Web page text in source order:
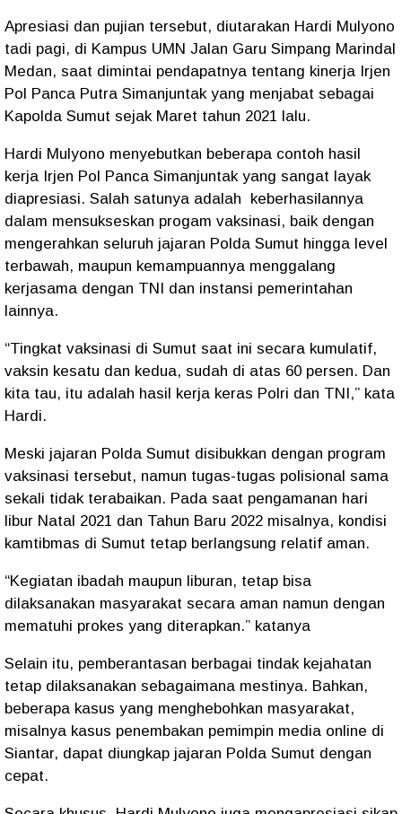
Apresiasi dan pujian tersebut, diutarakan Hardi Mulyono
tadi pagi, di Kampus UMN Jalan Garu Simpang Marindal
Medan, saat dimintai pendapatnya tentang kinerja Irjen
Pol Panca Putra Simanjuntak yang menjabat sebagai
Kapolda Sumut sejak Maret tahun 2021 lalu.
Hardi Mulyono menyebutkan beberapa contoh hasil
kerja Irjen Pol Panca Simanjuntak yang sangat layak
diapresiasi. Salah satunya adalah keberhasilannya
dalam mensukseskan progam vaksinasi, baik dengan
mengerahkan seluruh jajaran Polda Sumut hingga level
terbawah, maupun kemampuannya menggalang
kerjasama dengan TNI dan instansi pemerintahan
lainnya.
“Tingkat vaksinasi di Sumut saat ini secara kumulatif,
vaksin kesatu dan kedua, sudah di atas 60 persen. Dan
kita tau, itu adalah hasil kerja keras Polri dan TNI,” kata
Hardi.
Meski jajaran Polda Sumut disibukkan dengan program
vaksinasi tersebut, namun tugas-tugas polisional sama
sekali tidak terabaikan. Pada saat pengamanan hari
libur Natal 2021 dan Tahun Baru 2022 misalnya, kondisi
kamtibmas di Sumut tetap berlangsung relatif aman.
“Kegiatan ibadah maupun liburan, tetap bisa
dilaksanakan masyarakat secara aman namun dengan
mematuhi prokes yang diterapkan.” katanya
Selain itu, pemberantasan berbagai tindak kejahatan
tetap dilaksanakan sebagaimana mestinya. Bahkan,
beberapa kasus yang menghebohkan masyarakat,
misalnya kasus penembakan pemimpin media online di
Siantar, dapat diungkap jajaran Polda Sumut dengan
cepat.